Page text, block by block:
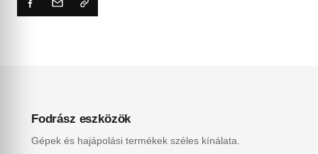
Fodrász eszközök
Gépek és hajápolási termékek széles kínálata.